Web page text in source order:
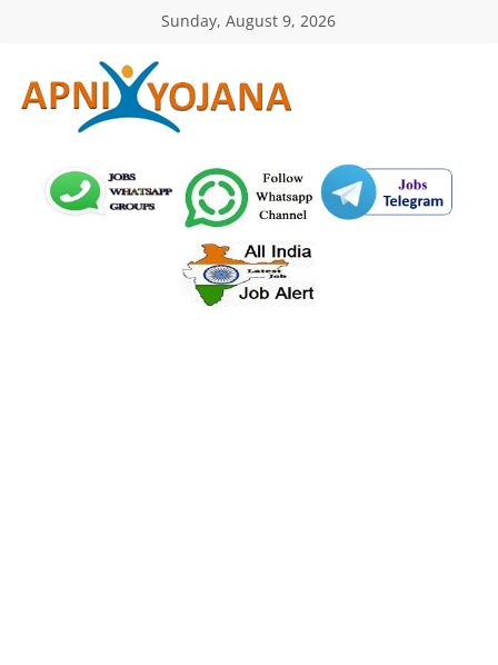
Sunday, August 9, 2026
ApniYojana.com
सरकारी
योजनाएँ,